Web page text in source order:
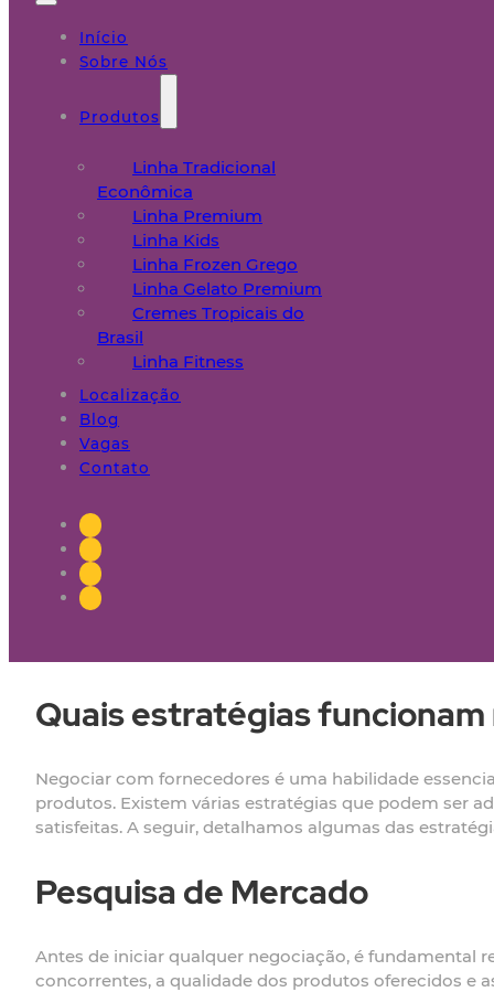
Início
Sobre Nós
Produtos
Linha Tradicional
Econômica
Linha Premium
Linha Kids
Linha Frozen Grego
Linha Gelato Premium
Cremes Tropicais do
Brasil
Linha Fitness
Localização
Blog
Vagas
Contato
Quais estratégias
Negociar com fornecedores é uma habilidade
produtos. Existem várias estratégias que podem ser
satisfeitas. A seguir, detalhamos algumas das
Pesquisa de Mercado
Antes de iniciar qualquer negociação, é fundamental
concorrentes, a qualidade dos produtos oferecidos e